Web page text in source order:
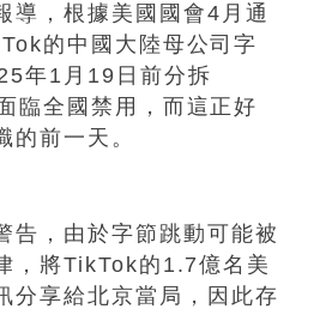
導，根據美國國會4月通
的中國大陸母公司字
年1月19日前分拆
臨全國禁用，而這正好
的前一天。
告，由於字節跳動可能被
，將TikTok的1.7億名美
分享給北京當局，因此存